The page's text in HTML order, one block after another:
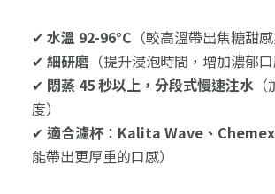
✔ 水溫 92-96°C （較高溫帶出焦糖甜
✔ 細研磨 （提升浸泡時間，增加濃郁口
✔ 悶蒸 45 秒以上，分段式慢速注水（
度）
✔ 適合濾杯： Kalita Wave、Chemex
能帶出更厚重的口感）